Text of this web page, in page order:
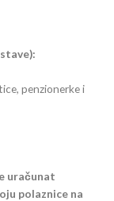
penzionerke i
uračunat
polaznice na